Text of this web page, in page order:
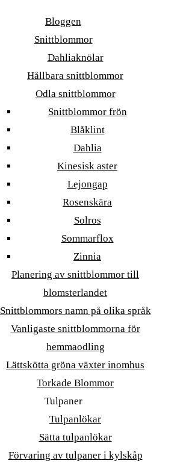
Bloggen
Snittblommor
Dahliaknölar
Hållbara snittblommor
Odla snittblommor
Snittblommor frön
Blåklint
Dahlia
Kinesisk aster
Lejongap
Rosenskära
Solros
Sommarflox
Zinnia
Planering av snittblommor till
blomsterlandet
Snittblommors namn på olika språk
Vanligaste snittblommorna för
hemmaodling
Lättskötta gröna växter inomhus
Torkade Blommor
Tulpaner
Tulpanlökar
Sätta tulpanlökar
Förvaring av tulpaner i kylskåp